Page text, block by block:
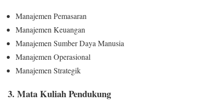
Manajemen Pemasaran
Manajemen Keuangan
Manajemen Sumber Daya Manusia
Manajemen Operasional
Manajemen Strategik
3. Mata Kuliah Pendukung